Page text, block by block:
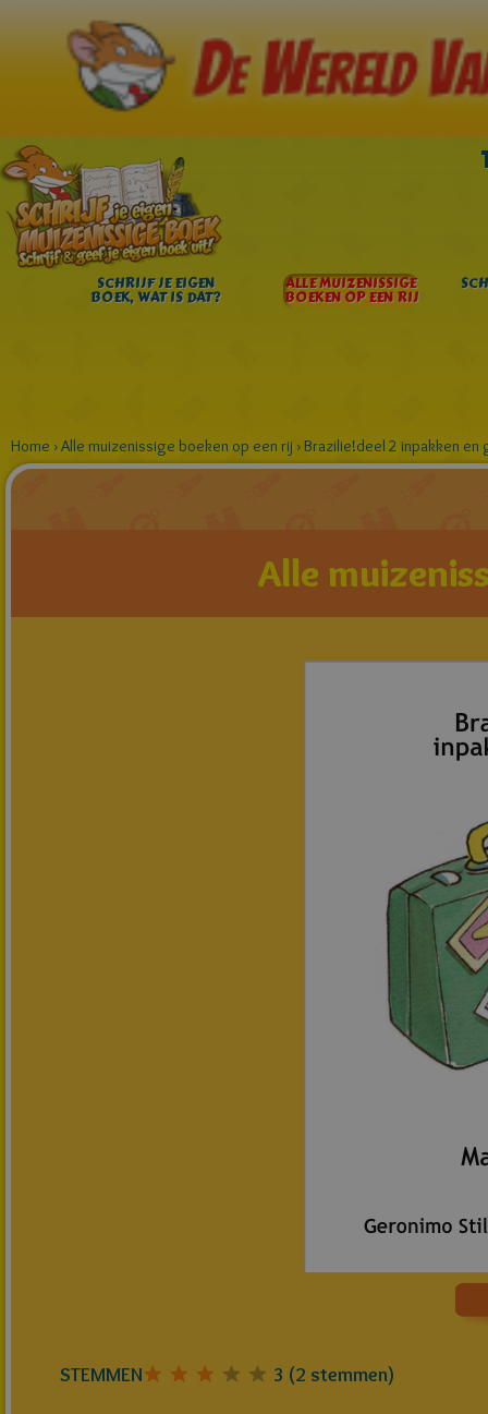
SCHRIJF JE EIGEN
BOEK, WAT IS DAT?
ALLE MUIZENISSIGE
BOEKEN OP EEN RIJ
Home ›Alle muizenissige boeken op een rij ›Brazilie!deel 2 inpakken en
Alle
STEMMEN 3 (2 stemmen)